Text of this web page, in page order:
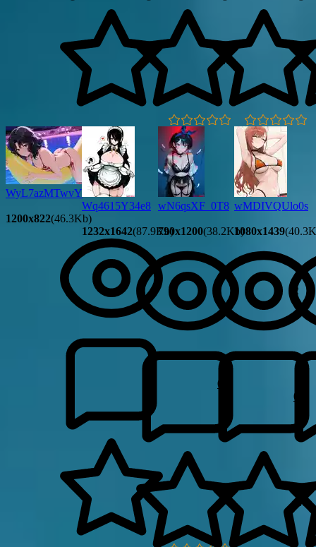
0.0 0.0
WyL7azMTwvY
1200x822(46.3Kb)
2
0
Wq4615Y34e8
1232x1642(87.9Kb)
2
0
0.0
wN6qsXF_0T8
790x1200(38.2Kb)
wMDIVQUlo0s
1080x1439